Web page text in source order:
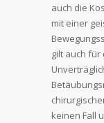
auch die
mit einer
gilt auch für
keinen Fall